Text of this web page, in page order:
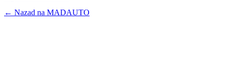
← Nazad na MADAUTO